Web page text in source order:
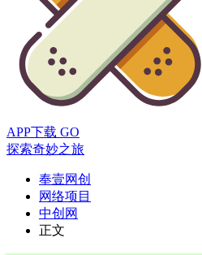
APP下载 GO
探索奇妙之旅
奉壹网创
网络项目
中创网
正文